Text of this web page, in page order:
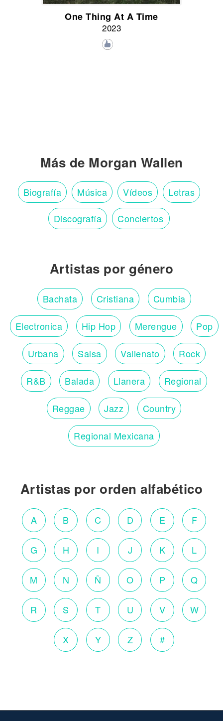
One Thing At A Time
2023
Más de Morgan Wallen
Biografía Música Vídeos Letras
Discografía Conciertos
Artistas por género
Bachata Cristiana Cumbia
Electronica Hip Hop Merengue Pop
Urbana Salsa Vallenato Rock
R&B Balada Llanera Regional
Reggae Jazz Country
Regional Mexicana
Artistas por orden alfabético
A B C D E F
G H I J K L
M N Ñ O P Q
R S T U V W
X Y Z #